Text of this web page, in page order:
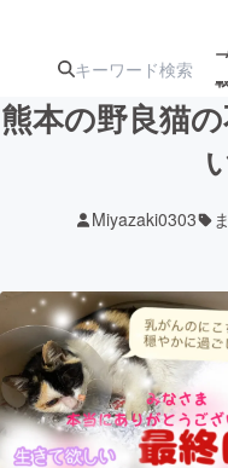
ターン
ジェク
アート・写真
テクノロジー
映像・映画
熊本の野良猫
Miyazaki0303